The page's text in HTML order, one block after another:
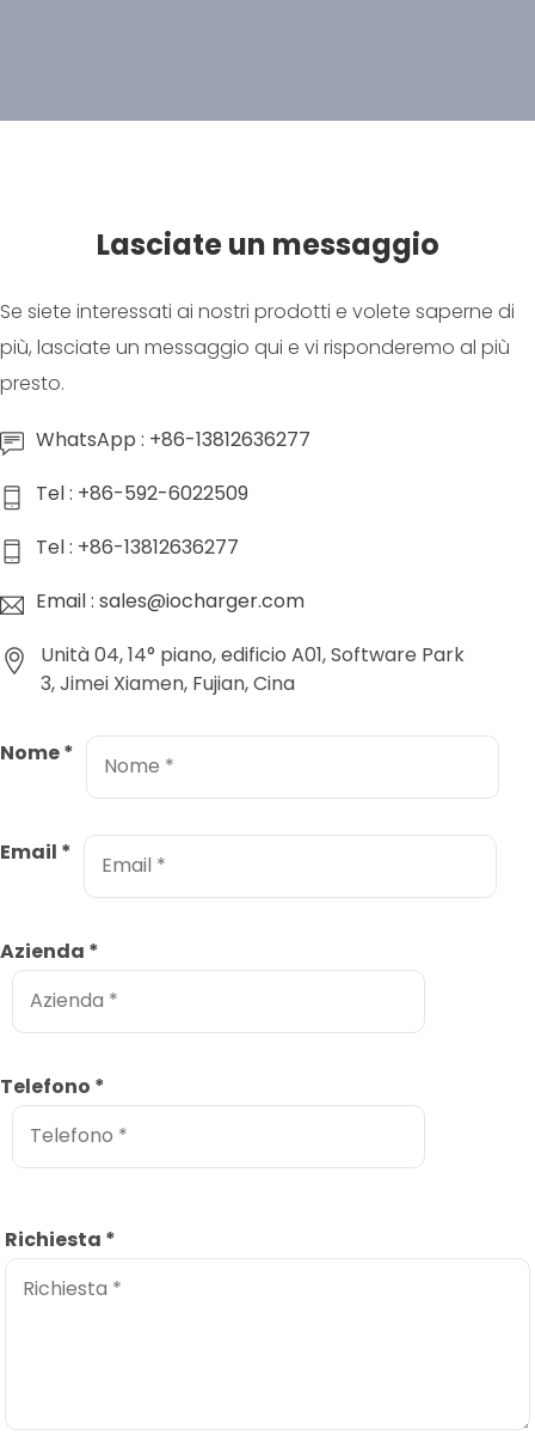
Lasciate un messaggio
Se siete interessati ai nostri prodotti e volete saperne di
più, lasciate un messaggio qui e vi risponderemo al più
presto.
WhatsApp : +86-13812636277
Tel : +86-592-6022509
Tel : +86-13812636277
Email : sales@iocharger.com
Unità 04, 14° piano, edificio A01, Software Park
3, Jimei Xiamen, Fujian, Cina
Nome*
Email *
Azienda *
Telefono *
Richiesta *